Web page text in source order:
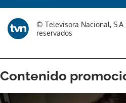
© Televisora Nacional, S.A
reservados